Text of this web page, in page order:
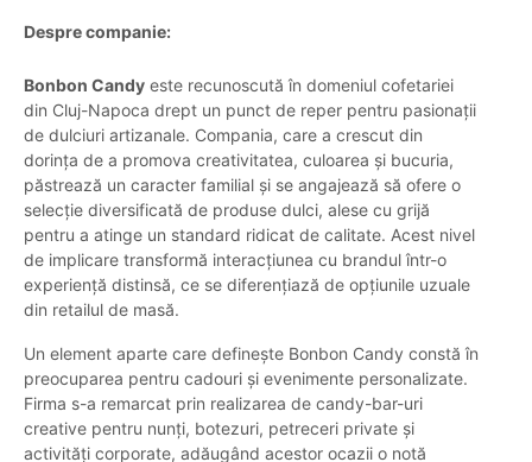
Despre companie:
Bonbon Candy este recunoscută în domeniul cofetariei
din Cluj-Napoca drept un punct de reper pentru pasionații
de dulciuri artizanale. Compania, care a crescut din
dorința de a promova creativitatea, culoarea și bucuria,
păstrează un caracter familial și se angajează să ofere o
selecție diversificată de produse dulci, alese cu grijă
pentru a atinge un standard ridicat de calitate. Acest nivel
de implicare transformă interacțiunea cu brandul într-o
experiență distinsă, ce se diferențiază de opțiunile uzuale
din retailul de masă.
Un element aparte care definește Bonbon Candy constă în
preocuparea pentru cadouri și evenimente personalizate.
Firma s-a remarcat prin realizarea de candy-bar-uri
creative pentru nunți, botezuri, petreceri private și
activități corporate, adăugând acestor ocazii o notă